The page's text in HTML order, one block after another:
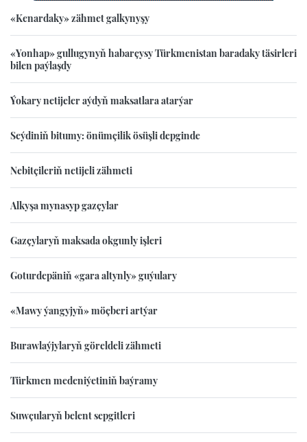
«Kenardaky» zähmet galkynyşy
«Yonhap» gullugynyň habarçysy Türkmenistan baradaky täsirleri
bilen paýlaşdy
Ýokary netijeler aýdyň maksatlara atarýar
Seýdiniň bitumy: önümçilik ösüşli depginde
Nebitçileriň netijeli zähmeti
Alkyşa mynasyp gazçylar
Gazçylaryň maksada okgunly işleri
Goturdepäniň «gara altynly» guýulary
«Mawy ýangyjyň» möçberi artýar
Burawlaýjylaryň göreldeli zähmeti
Türkmen medeniýetiniň baýramy
Suwçularyň belent sepgitleri